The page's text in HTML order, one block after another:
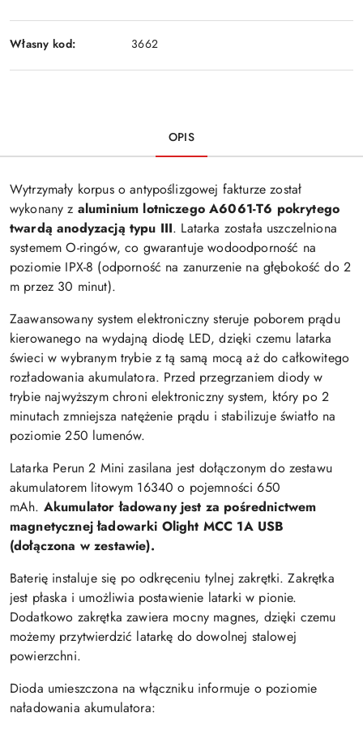
Własny kod: 3662
OPIS
Wytrzymały korpus o antypoślizgowej fakturze został
wykonany z aluminium lotniczego A6061-T6 pokrytego
twardą anodyzacją typu III. Latarka została uszczelniona
systemem O-ringów, co gwarantuje wodoodporność na
poziomie IPX-8 (odporność na zanurzenie na głębokość do 2
m przez 30 minut).
Zaawansowany system elektroniczny steruje poborem prądu
kierowanego na wydajną diodę LED, dzięki czemu latarka
świeci w wybranym trybie z tą samą mocą aż do całkowitego
rozładowania akumulatora. Przed przegrzaniem diody w
trybie najwyższym chroni elektroniczny system, który po 2
minutach zmniejsza natężenie prądu i stabilizuje światło na
poziomie 250 lumenów.
Latarka Perun 2 Mini zasilana jest dołączonym do zestawu
akumulatorem litowym 16340 o pojemności 650
mAh. Akumulator ładowany jest za pośrednictwem
magnetycznej ładowarki Olight MCC 1A USB
(dołączona w zestawie).
Baterię instaluje się po odkręceniu tylnej zakrętki. Zakrętka
jest płaska i umożliwia postawienie latarki w pionie.
Dodatkowo zakrętka zawiera mocny magnes, dzięki czemu
możemy przytwierdzić latarkę do dowolnej stalowej
powierzchni.
Dioda umieszczona na włączniku informuje o poziomie
naładowania akumulatora: